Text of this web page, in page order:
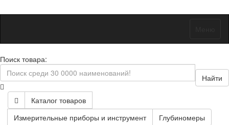
Поиск товара:
Найти
Каталог товаров
Измерительные приборы и инструмент
Глубиномеры